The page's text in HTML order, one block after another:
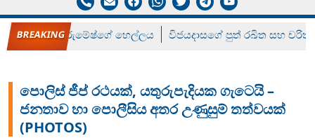
රන් ගෙනා රුමේෂ්ගේ හෙල්ලය විජයදාසගේ පුත් රඛිත සහ චරිත්
පොලිස් ජීප් රථයක්, යතුරුපැදියක ගැටෙයි –
ජනතාව හා පොලීසිය අතර උණුසුම් තත්වයක්
(PHOTOS)